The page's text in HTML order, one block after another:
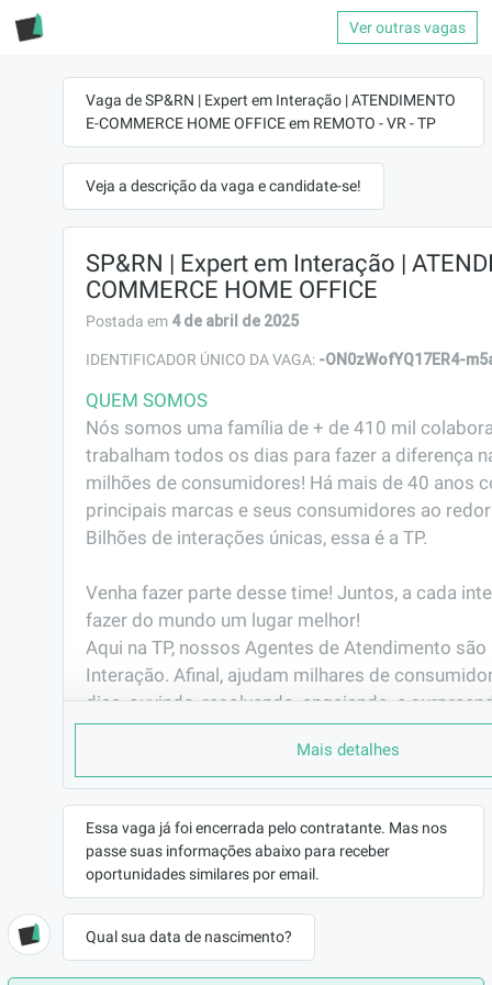
Ver outras vagas
Vaga de SP&RN | Expert em Interação | ATENDIMENTO
E-COMMERCE HOME OFFICE em REMOTO - VR - TP
Veja a descrição da vaga e candidate-se!
SP&RN | Expert em Interação |
COMMERCE HOME OFFICE
Postada em 4 de abril de 2025
IDENTIFICADOR ÚNICO DA VAGA: -ON0zWofYQ17ER4-
QUEM SOMOS
Nós somos uma família de + de 410 mil
trabalham todos os dias para fazer a diferença
milhões de consumidores! Há mais de 40 anos
principais marcas e seus consumidores ao
Bilhões de interações únicas, essa é a TP.
Venha fazer parte desse time! Juntos, a cada
fazer do mundo um lugar melhor!
Aqui na TP, nossos Agentes de Atendimento
Interação. Afinal, ajudam milhares de
dias, ouvindo, resolvendo, engajando, e
interação.
PORQUE TRABALHAR AQUI
Você já pensou em fazer parte de uma das
do mundo?
Já pensou em representar grandes marcas de
seguimentos e muitas delas são as que mais
mercado? Gosta de  tecnologia e inovação?
E ainda ter plano de carreira com possibilidade
antes mesmo de completar 6 meses de
Mais detalhes
Essa vaga já foi encerrada pelo contratante. Mas nos
passe suas informações abaixo para receber
oportunidades similares por email.
Qual sua data de nascimento?